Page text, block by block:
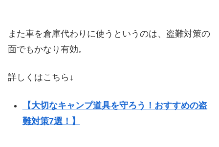
また車を倉庫代わりに使うというのは、盗難対策の
面でもかなり有効。
詳しくはこちら↓
【大切なキャンプ道具を守ろう！おすすめの盗
難対策7選！】